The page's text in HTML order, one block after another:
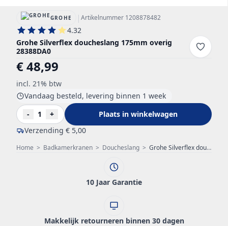
Home > Badkamerkranen > Doucheslang > Grohe Silverflex doucheslang 175mm overig 28388DA0
GROHE | Artikelnummer 1208878482
4.32
Grohe Silverflex doucheslang 175mm overig
28388DA0
€ 48,99
incl. 21% btw
Verzending € 5,00
Vandaag besteld, levering binnen 1 week
-
1 + Plaats in winkelwagen
10 Jaar Garantie
Makkelijk retourneren binnen 30 dagen